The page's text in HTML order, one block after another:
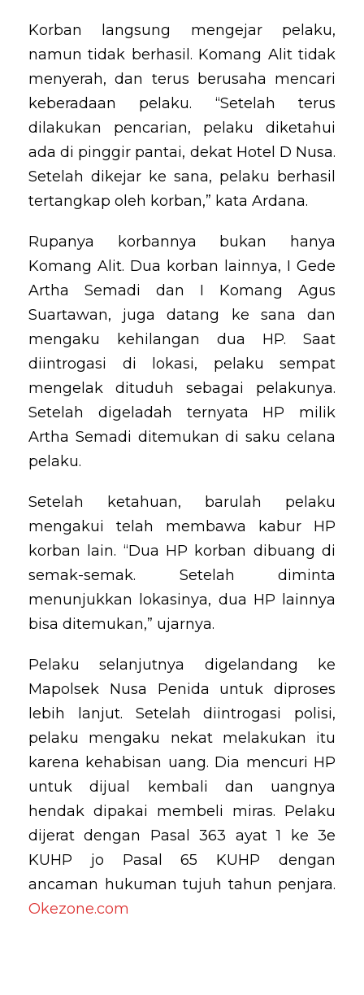
Korban langsung mengejar pelaku,
namun tidak berhasil. Komang Alit tidak
menyerah, dan terus berusaha mencari
keberadaan pelaku. “Setelah terus
dilakukan pencarian, pelaku diketahui
ada di pinggir pantai, dekat Hotel D Nusa.
Setelah dikejar ke sana, pelaku berhasil
tertangkap oleh korban,” kata Ardana.
Rupanya korbannya bukan hanya
Komang Alit. Dua korban lainnya, I Gede
Artha Semadi dan I Komang Agus
Suartawan, juga datang ke sana dan
mengaku kehilangan dua HP. Saat
diintrogasi di lokasi, pelaku sempat
mengelak dituduh sebagai pelakunya.
Setelah digeladah ternyata HP milik
Artha Semadi ditemukan di saku celana
pelaku.
Setelah ketahuan, barulah pelaku
mengakui telah membawa kabur HP
korban lain. “Dua HP korban dibuang di
semak-semak. Setelah diminta
menunjukkan lokasinya, dua HP lainnya
bisa ditemukan,” ujarnya.
Pelaku selanjutnya digelandang ke
Mapolsek Nusa Penida untuk diproses
lebih lanjut. Setelah diintrogasi polisi,
pelaku mengaku nekat melakukan itu
karena kehabisan uang. Dia mencuri HP
untuk dijual kembali dan uangnya
hendak dipakai membeli miras. Pelaku
dijerat dengan Pasal 363 ayat 1 ke 3e
KUHP jo Pasal 65 KUHP dengan
ancaman hukuman tujuh tahun penjara.
Okezone.com